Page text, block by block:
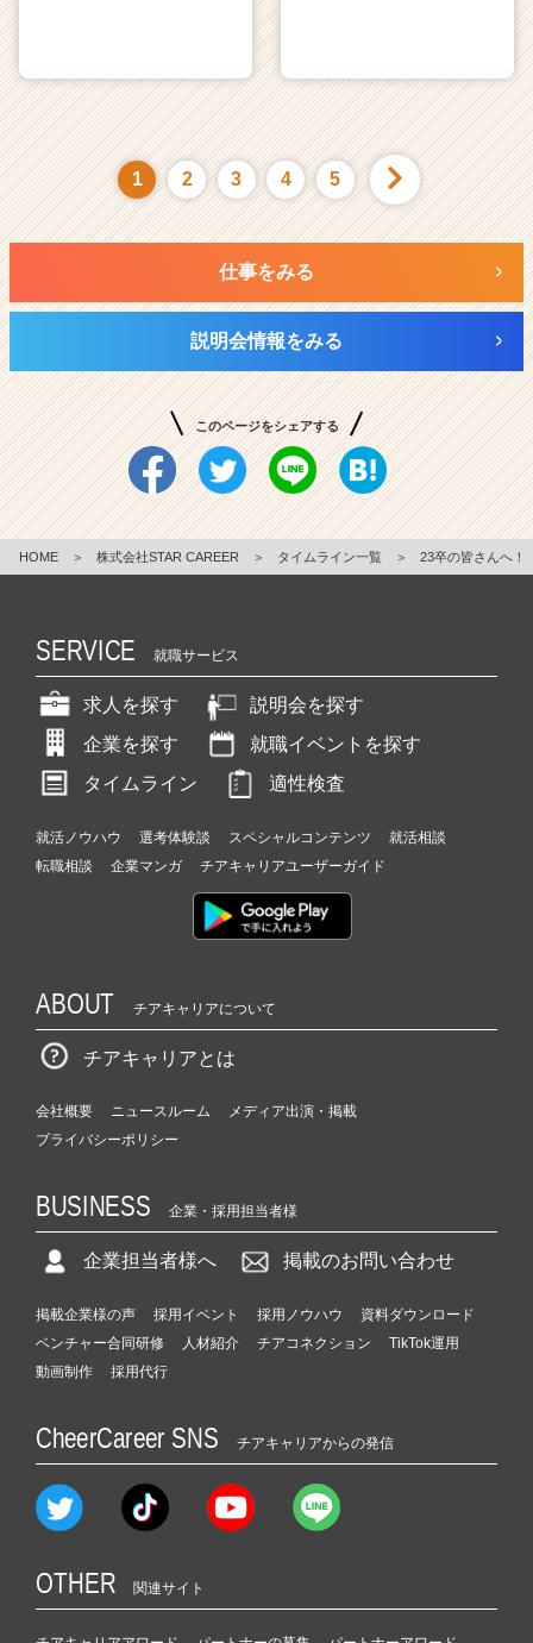
1 2 3 4 5
仕事をみる
説明会情報をみる
このページをシェアする
HOME ＞ 株式会社STAR CAREER ＞ タイムライン一覧 ＞ 23卒の皆さんへ！
SERVICE 就職サービス
求人を探す
説明会を探す
企業を探す
就職イベントを探す
タイムライン
適性検査
就活ノウハウ 選考体験談 スペシャルコンテンツ
就活相談
転職相談
企業マンガ チアキャリアユーザーガイド
ABOUT チアキャリアについて
チアキャリアとは
会社概要 ニュースルーム
メディア出演・掲載
プライバシーポリシー
BUSINESS 企業・採用担当者様
企業担当者様へ 掲載のお問い合わせ
掲載企業様の声 採用イベント 採用ノウハウ
資料ダウンロード
ベンチャー合同研修
人材紹介 チアコネクション
TikTok運用
動画制作
採用代行
CheerCareer SNS チアキャリアからの発信
OTHER 関連サイト